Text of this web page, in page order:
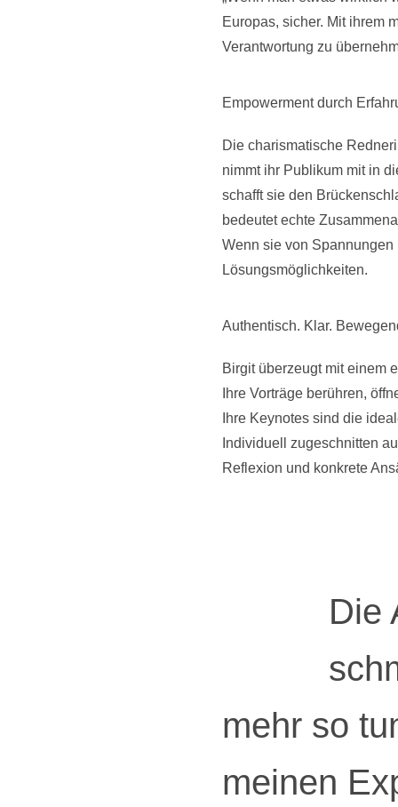
Europas, sicher. Mit ihrem
Verantwortung zu
Empowerment durch
Die charismatische
nimmt ihr Publikum mit in
schafft sie den
bedeutet echte
Wenn sie von
Lösungsmöglichkeiten.
Authentisch. Klar.
Birgit überzeugt mit einem
Ihre Vorträge berühren,
Ihre Keynotes sind die
Individuell zugeschnitten
Reflexion und konkrete
Die
mehr so
meinen